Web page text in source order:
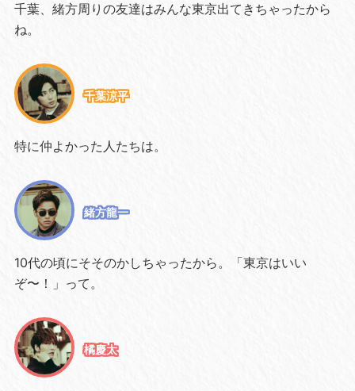
千葉、緒方周りの友達はみんな東京出てきちゃったから
ね。
千葉涼平
特に仲よかった人たちは。
緒方龍一
10代の頃にそそのかしちゃったから。「東京はいい
ぞ〜！」って。
橘慶太